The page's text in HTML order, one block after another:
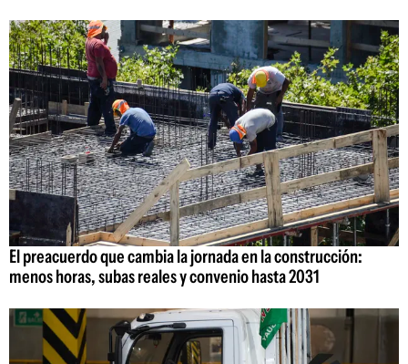
El preacuerdo que cambia la jornada en la construcción:
menos horas, subas reales y convenio hasta 2031